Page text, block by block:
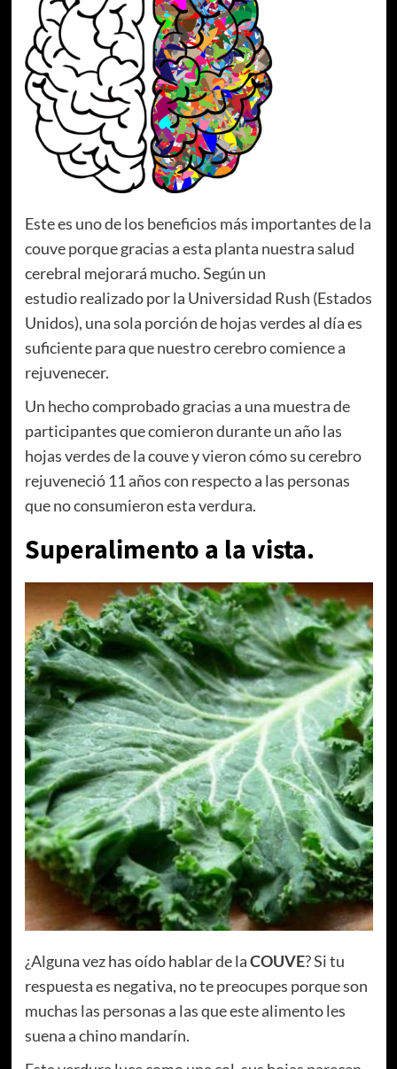
Este es uno de los beneficios más importantes de la
couve porque gracias a esta planta nuestra salud
cerebral mejorará mucho. Según un
estudio realizado por la Universidad Rush (Estados
Unidos), una sola porción de hojas verdes al día es
suficiente para que nuestro cerebro comience a
rejuvenecer.
Un hecho comprobado gracias a una muestra de
participantes que comieron durante un año las
hojas verdes de la couve y vieron cómo su cerebro
rejuveneció 11 años con respecto a las personas
que no consumieron esta verdura.
Superalimento a la vista.
¿Alguna vez has oído hablar de laCOUVE? Si tu
respuesta es negativa, no te preocupes porque son
muchas las personas a las que este alimento les
suena a chino mandarín.